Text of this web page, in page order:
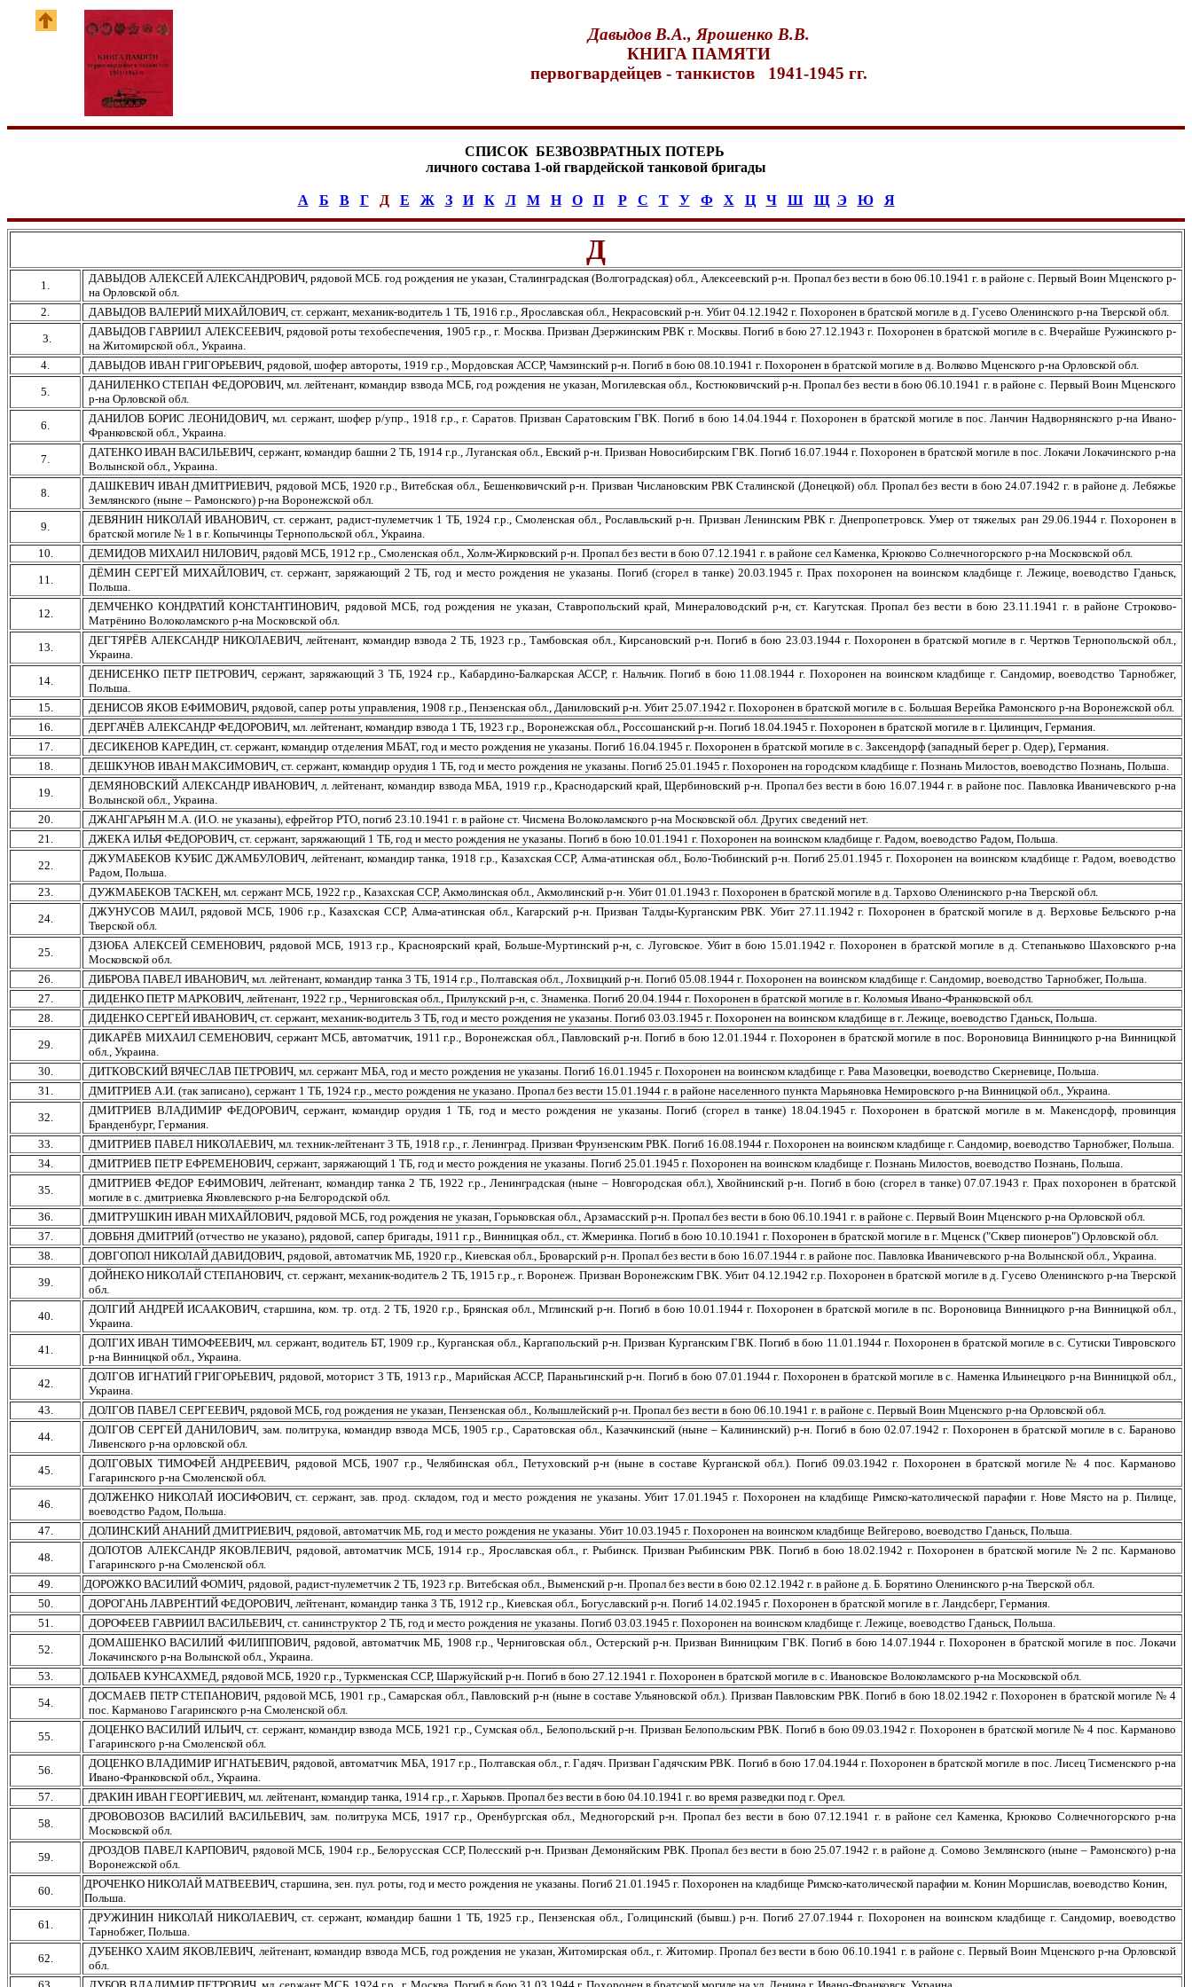
Давыдов В.А., Ярошенко В.В.
КНИГА ПАМЯТИ
первогвардейцев - танкистов 1941-1945 гг.
СПИСОК БЕЗВОЗВРАТНЫХ ПОТЕРЬ
личного состава 1-ой гвардейской танковой бригады
А Б В Г Д Е Ж З И К Л М Н О П Р С Т У Ф Х Ц Ч Ш Щ Э Ю Я
Д
1.
ДАВЫДОВ АЛЕКСЕЙ АЛЕКСАНДРОВИЧ, рядовой МСБ. год рождения не указан, Сталинградская (Волгоградская) обл., Алексеевский р-н. Пропал без вести в бою 06.10.1941 г. в районе с. Первый Воин Мценского р-
на Орловской обл.
2.
ДАВЫДОВ ВАЛЕРИЙ МИХАЙЛОВИЧ, ст. сержант, механик-водитель 1 ТБ, 1916 г.р., Ярославская обл., Некрасовский р-н. Убит 04.12.1942 г. Похоронен в братской могиле в д. Гусево Оленинского р-на Тверской обл.
3.
ДАВЫДОВ ГАВРИИЛ АЛЕКСЕЕВИЧ, рядовой роты техобеспечения, 1905 г.р., г. Москва. Призван Дзержинским РВК г. Москвы. Погиб в бою 27.12.1943 г. Похоронен в братской могиле в с. Вчерайше Ружинского р-
на Житомирской обл., Украина.
4.
ДАВЫДОВ ИВАН ГРИГОРЬЕВИЧ, рядовой, шофер автороты, 1919 г.р., Мордовская АССР, Чамзинский р-н. Погиб в бою 08.10.1941 г. Похоронен в братской могиле в д. Волково Мценского р-на Орловской обл.
5.
ДАНИЛЕНКО СТЕПАН ФЕДОРОВИЧ, мл. лейтенант, командир взвода МСБ, год рождения не указан, Могилевская обл., Костюковичский р-н. Пропал без вести в бою 06.10.1941 г. в районе с. Первый Воин Мценского
р-на Орловской обл.
6.
ДАНИЛОВ БОРИС ЛЕОНИДОВИЧ, мл. сержант, шофер р/упр., 1918 г.р., г. Саратов. Призван Саратовским ГВК. Погиб в бою 14.04.1944 г. Похоронен в братской могиле в пос. Ланчин Надворнянского р-на Ивано-
Франковской обл., Украина.
7.
ДАТЕНКО ИВАН ВАСИЛЬЕВИЧ, сержант, командир башни 2 ТБ, 1914 г.р., Луганская обл., Евский р-н. Призван Новосибирским ГВК. Погиб 16.07.1944 г. Похоронен в братской могиле в пос. Локачи Локачинского р-на
Волынской обл., Украина.
8.
ДАШКЕВИЧ ИВАН ДМИТРИЕВИЧ, рядовой МСБ, 1920 г.р., Витебская обл., Бешенковичский р-н. Призван Числановским РВК Сталинской (Донецкой) обл. Пропал без вести в бою 24.07.1942 г. в районе д. Лебяжье
Землянского (ныне – Рамонского) р-на Воронежской обл.
9.
ДЕВЯНИН НИКОЛАЙ ИВАНОВИЧ, ст. сержант, радист-пулеметчик 1 ТБ, 1924 г.р., Смоленская обл., Рославльский р-н. Призван Ленинским РВК г. Днепропетровск. Умер от тяжелых ран 29.06.1944 г. Похоронен в
братской могиле № 1 в г. Копычинцы Тернопольской обл., Украина.
10.
ДЕМИДОВ МИХАИЛ НИЛОВИЧ, рядовй МСБ, 1912 г.р., Смоленская обл., Холм-Жирковский р-н. Пропал без вести в бою 07.12.1941 г. в районе сел Каменка, Крюково Солнечногорского р-на Московской обл.
11.
ДЁМИН СЕРГЕЙ МИХАЙЛОВИЧ, ст. сержант, заряжающий 2 ТБ, год и место рождения не указаны. Погиб (сгорел в танке) 20.03.1945 г. Прах похоронен на воинском кладбище г. Лежице, воеводство Гданьск,
Польша.
12.
ДЕМЧЕНКО КОНДРАТИЙ КОНСТАНТИНОВИЧ, рядовой МСБ, год рождения не указан, Ставропольский край, Минераловодский р-н, ст. Кагутская. Пропал без вести в бою 23.11.1941 г. в районе Строково-
Матрёнино Волоколамского р-на Московской обл.
13.
ДЕГТЯРЁВ АЛЕКСАНДР НИКОЛАЕВИЧ, лейтенант, командир взвода 2 ТБ, 1923 г.р., Тамбовская обл., Кирсановский р-н. Погиб в бою 23.03.1944 г. Похоронен в братской могиле в г. Чертков Тернопольской обл.,
Украина.
14.
ДЕНИСЕНКО ПЕТР ПЕТРОВИЧ, сержант, заряжающий 3 ТБ, 1924 г.р., Кабардино-Балкарская АССР, г. Нальчик. Погиб в бою 11.08.1944 г. Похоронен на воинском кладбище г. Сандомир, воеводство Тарнобжег,
Польша.
15.
ДЕНИСОВ ЯКОВ ЕФИМОВИЧ, рядовой, сапер роты управления, 1908 г.р., Пензенская обл., Даниловский р-н. Убит 25.07.1942 г. Похоронен в братской могиле в с. Большая Верейка Рамонского р-на Воронежской обл.
16.
ДЕРГАЧЁВ АЛЕКСАНДР ФЕДОРОВИЧ, мл. лейтенант, командир взвода 1 ТБ, 1923 г.р., Воронежская обл., Россошанский р-н. Погиб 18.04.1945 г. Похоронен в братской могиле в г. Цилинцич, Германия.
17.
ДЕСИКЕНОВ КАРЕДИН, ст. сержант, командир отделения МБАТ, год и место рождения не указаны. Погиб 16.04.1945 г. Похоронен в братской могиле в с. Заксендорф (западный берег р. Одер), Германия.
18.
ДЕШКУНОВ ИВАН МАКСИМОВИЧ, ст. сержант, командир орудия 1 ТБ, год и место рождения не указаны. Погиб 25.01.1945 г. Похоронен на городском кладбище г. Познань Милостов, воеводство Познань, Польша.
19.
ДЕМЯНОВСКИЙ АЛЕКСАНДР ИВАНОВИЧ, л. лейтенант, командир взвода МБА, 1919 г.р., Краснодарский край, Щербиновский р-н. Пропал без вести в бою 16.07.1944 г. в районе пос. Павловка Иваничевского р-на
Волынской обл., Украина.
20.
ДЖАНГАРЬЯН М.А. (И.О. не указаны), ефрейтор РТО, погиб 23.10.1941 г. в районе ст. Чисмена Волоколамского р-на Московской обл. Других сведений нет.
21.
ДЖЕКА ИЛЬЯ ФЕДОРОВИЧ, ст. сержант, заряжающий 1 ТБ, год и место рождения не указаны. Погиб в бою 10.01.1941 г. Похоронен на воинском кладбище г. Радом, воеводство Радом, Польша.
22.
ДЖУМАБЕКОВ КУБИС ДЖАМБУЛОВИЧ, лейтенант, командир танка, 1918 г.р., Казахская ССР, Алма-атинская обл., Боло-Тюбинский р-н. Погиб 25.01.1945 г. Похоронен на воинском кладбище г. Радом, воеводство
Радом, Польша.
23.
ДУЖМАБЕКОВ ТАСКЕН, мл. сержант МСБ, 1922 г.р., Казахская ССР, Акмолинская обл., Акмолинский р-н. Убит 01.01.1943 г. Похоронен в братской могиле в д. Тархово Оленинского р-на Тверской обл.
24.
ДЖУНУСОВ МАИЛ, рядовой МСБ, 1906 г.р., Казахская ССР, Алма-атинская обл., Кагарский р-н. Призван Талды-Курганским РВК. Убит 27.11.1942 г. Похоронен в братской могиле в д. Верховье Бельского р-на
Тверской обл.
25.
ДЗЮБА АЛЕКСЕЙ СЕМЕНОВИЧ, рядовой МСБ, 1913 г.р., Красноярский край, Больше-Муртинский р-н, с. Луговское. Убит в бою 15.01.1942 г. Похоронен в братской могиле в д. Степаньково Шаховского р-на
Московской обл.
26.
ДИБРОВА ПАВЕЛ ИВАНОВИЧ, мл. лейтенант, командир танка 3 ТБ, 1914 г.р., Полтавская обл., Лохвицкий р-н. Погиб 05.08.1944 г. Похоронен на воинском кладбище г. Сандомир, воеводство Тарнобжег, Польша.
27.
ДИДЕНКО ПЕТР МАРКОВИЧ, лейтенант, 1922 г.р., Черниговская обл., Прилукский р-н, с. Знаменка. Погиб 20.04.1944 г. Похоронен в братской могиле в г. Коломыя Ивано-Франковской обл.
28.
ДИДЕНКО СЕРГЕЙ ИВАНОВИЧ, ст. сержант, механик-водитель 3 ТБ, год и место рождения не указаны. Погиб 03.03.1945 г. Похоронен на воинском кладбище в г. Лежице, воеводство Гданьск, Польша.
29.
ДИКАРЁВ МИХАИЛ СЕМЕНОВИЧ, сержант МСБ, автоматчик, 1911 г.р., Воронежская обл., Павловский р-н. Погиб в бою 12.01.1944 г. Похоронен в братской могиле в пос. Вороновица Винницкого р-на Винницкой
обл., Украина.
30.
ДИТКОВСКИЙ ВЯЧЕСЛАВ ПЕТРОВИЧ, мл. сержант МБА, год и место рождения не указаны. Погиб 16.01.1945 г. Похоронен на воинском кладбище г. Рава Мазовецки, воеводство Скерневице, Польша.
31.
ДМИТРИЕВ А.И. (так записано), сержант 1 ТБ, 1924 г.р., место рождения не указано. Пропал без вести 15.01.1944 г. в районе населенного пункта Марьяновка Немировского р-на Винницкой обл., Украина.
32.
ДМИТРИЕВ ВЛАДИМИР ФЕДОРОВИЧ, сержант, командир орудия 1 ТБ, год и место рождения не указаны. Погиб (сгорел в танке) 18.04.1945 г. Похоронен в братской могиле в м. Макенсдорф, провинция
Бранденбург, Германия.
33.
ДМИТРИЕВ ПАВЕЛ НИКОЛАЕВИЧ, мл. техник-лейтенант 3 ТБ, 1918 г.р., г. Ленинград. Призван Фрунзенским РВК. Погиб 16.08.1944 г. Похоронен на воинском кладбище г. Сандомир, воеводство Тарнобжег, Польша.
34.
ДМИТРИЕВ ПЕТР ЕФРЕМЕНОВИЧ, сержант, заряжающий 1 ТБ, год и место рождения не указаны. Погиб 25.01.1945 г. Похоронен на воинском кладбище г. Познань Милостов, воеводство Познань, Польша.
35.
ДМИТРИЕВ ФЕДОР ЕФИМОВИЧ, лейтенант, командир танка 2 ТБ, 1922 г.р., Ленинградская (ныне – Новгородская обл.), Хвойнинский р-н. Погиб в бою (сгорел в танке) 07.07.1943 г. Прах похоронен в братской
могиле в с. дмитриевка Яковлевского р-на Белгородской обл.
36.
ДМИТРУШКИН ИВАН МИХАЙЛОВИЧ, рядовой МСБ, год рождения не указан, Горьковская обл., Арзамасский р-н. Пропал без вести в бою 06.10.1941 г. в районе с. Первый Воин Мценского р-на Орловской обл.
37.
ДОВБНЯ ДМИТРИЙ (отчество не указано), рядовой, сапер бригады, 1911 г.р., Винницкая обл., ст. Жмеринка. Погиб в бою 10.10.1941 г. Похоронен в братской могиле в г. Мценск ("Сквер пионеров") Орловской обл.
38.
ДОВГОПОЛ НИКОЛАЙ ДАВИДОВИЧ, рядовой, автоматчик МБ, 1920 г.р., Киевская обл., Броварский р-н. Пропал без вести в бою 16.07.1944 г. в районе пос. Павловка Иваничевского р-на Волынской обл., Украина.
39.
ДОЙНЕКО НИКОЛАЙ СТЕПАНОВИЧ, ст. сержант, механик-водитель 2 ТБ, 1915 г.р., г. Воронеж. Призван Воронежским ГВК. Убит 04.12.1942 г.р. Похоронен в братской могиле в д. Гусево Оленинского р-на Тверской
обл.
40.
ДОЛГИЙ АНДРЕЙ ИСААКОВИЧ, старшина, ком. тр. отд. 2 ТБ, 1920 г.р., Брянская обл., Мглинский р-н. Погиб в бою 10.01.1944 г. Похоронен в братской могиле в пс. Вороновица Винницкого р-на Винницкой обл.,
Украина.
41.
ДОЛГИХ ИВАН ТИМОФЕЕВИЧ, мл. сержант, водитель БТ, 1909 г.р., Курганская обл., Каргапольский р-н. Призван Курганским ГВК. Погиб в бою 11.01.1944 г. Похоронен в братской могиле в с. Сутиски Тивровского
р-на Винницкой обл., Украина.
42.
ДОЛГОВ ИГНАТИЙ ГРИГОРЬЕВИЧ, рядовой, моторист 3 ТБ, 1913 г.р., Марийская АССР, Параньгинский р-н. Погиб в бою 07.01.1944 г. Похоронен в братской могиле в с. Наменка Ильинецкого р-на Винницкой обл.,
Украина.
43.
ДОЛГОВ ПАВЕЛ СЕРГЕЕВИЧ, рядовой МСБ, год рождения не указан, Пензенская обл., Колышлейский р-н. Пропал без вести в бою 06.10.1941 г. в районе с. Первый Воин Мценского р-на Орловской обл.
44.
ДОЛГОВ СЕРГЕЙ ДАНИЛОВИЧ, зам. политрука, командир взвода МСБ, 1905 г.р., Саратовская обл., Казачкинский (ныне – Калининский) р-н. Погиб в бою 02.07.1942 г. Похоронен в братской могиле в с. Бараново
Ливенского р-на орловской обл.
45.
ДОЛГОВЫХ ТИМОФЕЙ АНДРЕЕВИЧ, рядовой МСБ, 1907 г.р., Челябинская обл., Петуховский р-н (ныне в составе Курганской обл.). Погиб 09.03.1942 г. Похоронен в братской могиле № 4 пос. Карманово
Гагаринского р-на Смоленской обл.
46.
ДОЛЖЕНКО НИКОЛАЙ ИОСИФОВИЧ, ст. сержант, зав. прод. складом, год и место рождения не указаны. Убит 17.01.1945 г. Похоронен на кладбище Римско-католической парафии г. Нове Място на р. Пилице,
воеводство Радом, Польша.
47.
ДОЛИНСКИЙ АНАНИЙ ДМИТРИЕВИЧ, рядовой, автоматчик МБ, год и место рождения не указаны. Убит 10.03.1945 г. Похоронен на воинском кладбище Вейгерово, воеводство Гданьск, Польша.
48.
ДОЛОТОВ АЛЕКСАНДР ЯКОВЛЕВИЧ, рядовой, автоматчик МСБ, 1914 г.р., Ярославская обл., г. Рыбинск. Призван Рыбинским РВК. Погиб в бою 18.02.1942 г. Похоронен в братской могиле № 2 пс. Карманово
Гагаринского р-на Смоленской обл.
49.
ДОРОЖКО ВАСИЛИЙ ФОМИЧ, рядовой, радист-пулеметчик 2 ТБ, 1923 г.р. Витебская обл., Выменский р-н. Пропал без вести в бою 02.12.1942 г. в районе д. Б. Борятино Оленинского р-на Тверской обл.
50.
ДОРОГАНЬ ЛАВРЕНТИЙ ФЕДОРОВИЧ, лейтенант, командир танка 3 ТБ, 1912 г.р., Киевская обл., Богуславский р-н. Погиб 14.02.1945 г. Похоронен в братской могиле в г. Ландсберг, Германия.
51.
ДОРОФЕЕВ ГАВРИИЛ ВАСИЛЬЕВИЧ, ст. санинструктор 2 ТБ, год и место рождения не указаны. Погиб 03.03.1945 г. Похоронен на воинском кладбище г. Лежице, воеводство Гданьск, Польша.
52.
ДОМАШЕНКО ВАСИЛИЙ ФИЛИППОВИЧ, рядовой, автоматчик МБ, 1908 г.р., Черниговская обл., Остерский р-н. Призван Винницким ГВК. Погиб в бою 14.07.1944 г. Похоронен в братской могиле в пос. Локачи
Локачинского р-на Волынской обл., Украина.
53.
ДОЛБАЕВ КУНСАХМЕД, рядовой МСБ, 1920 г.р., Туркменская ССР, Шаржуйский р-н. Погиб в бою 27.12.1941 г. Похоронен в братской могиле в с. Ивановское Волоколамского р-на Московской обл.
54.
ДОСМАЕВ ПЕТР СТЕПАНОВИЧ, рядовой МСБ, 1901 г.р., Самарская обл., Павловский р-н (ныне в составе Ульяновской обл.). Призван Павловским РВК. Погиб в бою 18.02.1942 г. Похоронен в братской могиле № 4
пос. Карманово Гагаринского р-на Смоленской обл.
55.
ДОЦЕНКО ВАСИЛИЙ ИЛЬИЧ, ст. сержант, командир взвода МСБ, 1921 г.р., Сумская обл., Белопольский р-н. Призван Белопольским РВК. Погиб в бою 09.03.1942 г. Похоронен в братской могиле № 4 пос. Карманово
Гагаринского р-на Смоленской обл.
56.
ДОЦЕНКО ВЛАДИМИР ИГНАТЬЕВИЧ, рядовой, автоматчик МБА, 1917 г.р., Полтавская обл., г. Гадяч. Призван Гадячским РВК. Погиб в бою 17.04.1944 г. Похоронен в братской могиле в пос. Лисец Тисменского р-на
Ивано-Франковской обл., Украина.
57.
ДРАКИН ИВАН ГЕОРГИЕВИЧ, мл. лейтенант, командир танка, 1914 г.р., г. Харьков. Пропал без вести в бою 04.10.1941 г. во время разведки под г. Орел.
58.
ДРОВОВОЗОВ ВАСИЛИЙ ВАСИЛЬЕВИЧ, зам. политрука МСБ, 1917 г.р., Оренбургская обл., Медногорский р-н. Пропал без вести в бою 07.12.1941 г. в районе сел Каменка, Крюково Солнечногорского р-на
Московской обл.
59.
ДРОЗДОВ ПАВЕЛ КАРПОВИЧ, рядовой МСБ, 1904 г.р., Белорусская ССР, Полесский р-н. Призван Демоняйским РВК. Пропал без вести в бою 25.07.1942 г. в районе д. Сомово Землянского (ныне – Рамонского) р-на
Воронежской обл.
60.
ДРОЧЕНКО НИКОЛАЙ МАТВЕЕВИЧ, старшина, зен. пул. роты, год и место рождения не указаны. Погиб 21.01.1945 г. Похоронен на кладбище Римско-католической парафии м. Конин Моршислав, воеводство Конин,
Польша.
61.
ДРУЖИНИН НИКОЛАЙ НИКОЛАЕВИЧ, ст. сержант, командир башни 1 ТБ, 1925 г.р., Пензенская обл., Голицинский (бывш.) р-н. Погиб 27.07.1944 г. Похоронен на воинском кладбище г. Сандомир, воеводство
Тарнобжег, Польша.
62.
ДУБЕНКО ХАИМ ЯКОВЛЕВИЧ, лейтенант, командир взвода МСБ, год рождения не указан, Житомирская обл., г. Житомир. Пропал без вести в бою 06.10.1941 г. в районе с. Первый Воин Мценского р-на Орловской
обл.